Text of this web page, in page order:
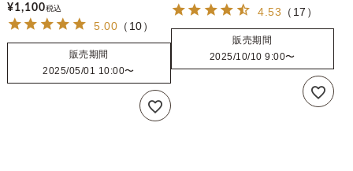
¥1,100税込
5.00 （ 10）
販売期間
2025/05/01 10:00〜
4.53 （ 17 ）
販売期間
2025/10/10 9:00〜